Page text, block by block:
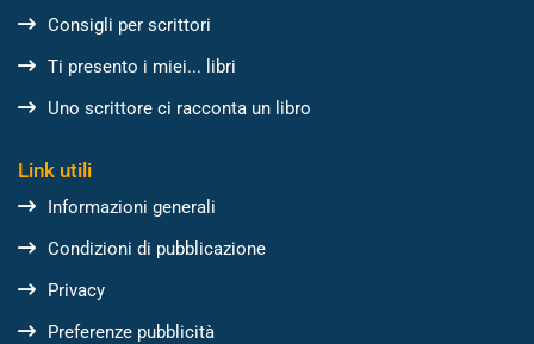
Consigli per scrittori
Ti presento i miei... libri
Uno scrittore ci racconta un libro
Link utili
Informazioni generali
Condizioni di pubblicazione
Privacy
Preferenze pubblicità